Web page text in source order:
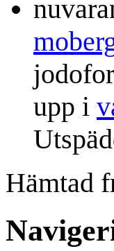
upp i
Hämtad